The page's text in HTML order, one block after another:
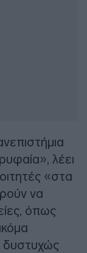
λέει
«στα
να
όπως
δυστυχώς